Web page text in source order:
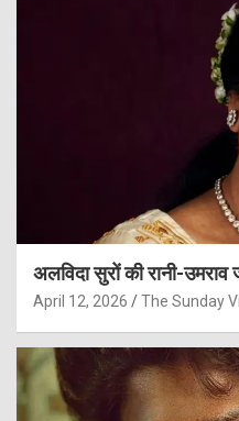
अलविदा सुरों की रानी-उमराव
April 12, 2026 The Sunday